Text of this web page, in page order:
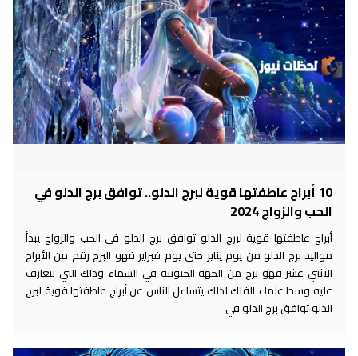
10 أبراج عاطفتها قوية لبرج الدلو.. توافق برج الدلو في
الحب والزواج 2024
أبراج عاطفتها قوية لبرج الدلو توافق برج الدلو في الحب والزواج يبدأ
مواليد برج الدلو من يوم يناير حتى يوم فبراير فهو البرج رقم من الأبراج
الاثني عشر فهو برج من الجهة الجنوبية في السماء وذلك التي يتعارف
عليه وسط علماء الفلك لذلك يتساءل الناس عن أبراج عاطفتها قوية لبرج
الدلو توافق برج الدلو في